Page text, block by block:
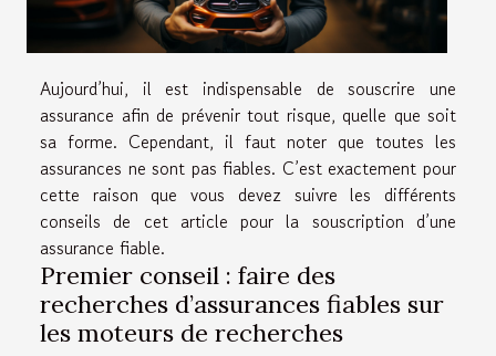
Aujourd’hui, il est indispensable de souscrire une
assurance afin de prévenir tout risque, quelle que soit
sa forme. Cependant, il faut noter que toutes les
assurances ne sont pas fiables. C’est exactement pour
cette raison que vous devez suivre les différents
conseils de cet article pour la souscription d’une
assurance fiable.
Premier conseil : faire des
recherches d’assurances fiables sur
les moteurs de recherches